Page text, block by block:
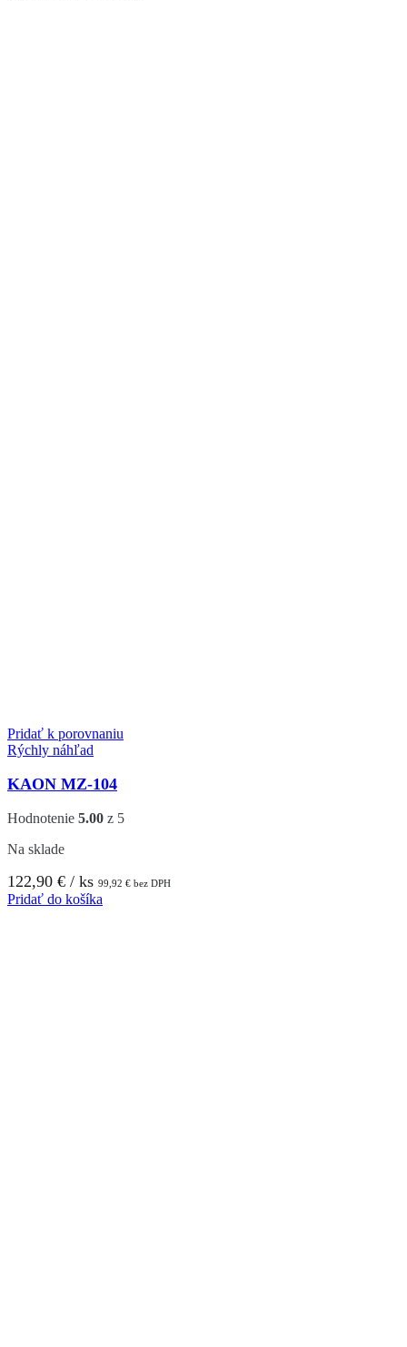
Pridať k porovnaniu
Rýchly náhľad
KAON MZ-104
Hodnotenie 5.00 z 5
Na sklade
122,90 € / ks 99,92 € bez DPH
Pridať do košíka